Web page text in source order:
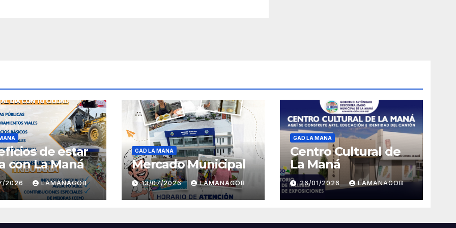
de estar
con La Maná
2026 LAMANAGOB
GAD LA MANA
Mercado Municipal
13/07/2026 LAMANAGOB
GAD LA MANA
Centro Cultural de
La Maná
26/01/2026 LAMANAGOB